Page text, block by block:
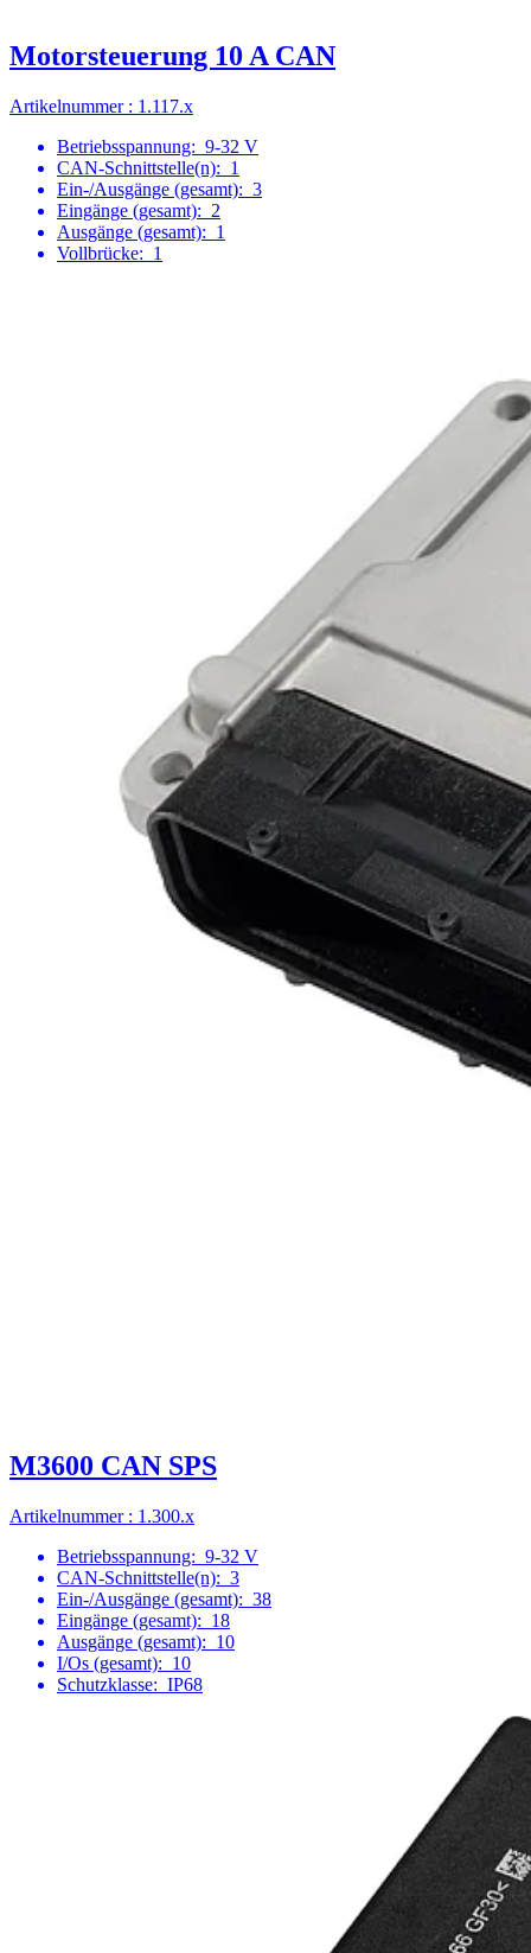
Motorsteuerung 10 A CAN
Artikelnummer : 1.117.x
Betriebsspannung: 9-32 V
CAN-Schnittstelle(n): 1
Ein-/Ausgänge (gesamt): 3
Eingänge (gesamt): 2
Ausgänge (gesamt): 1
Vollbrücke: 1
M3600 CAN SPS
Artikelnummer : 1.300.x
Betriebsspannung: 9-32 V
CAN-Schnittstelle(n): 3
Ein-/Ausgänge (gesamt): 38
Eingänge (gesamt): 18
Ausgänge (gesamt): 10
I/Os (gesamt): 10
Schutzklasse: IP68